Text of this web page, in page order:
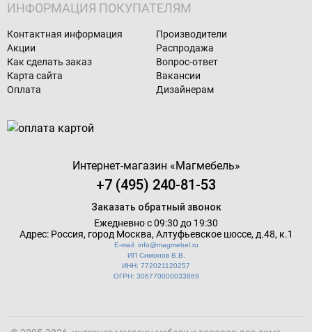
ИНФОРМАЦИЯ ПОКУПАТЕЛЯМ
Контактная информация
Производители
Акции
Распродажа
Как сделать заказ
Вопрос-ответ
Карта сайта
Вакансии
Оплата
Дизайнерам
Интернет-магазин «Магмебель»
+7 (495) 240-81-53
Заказать обратный звонок
Ежедневно с 09:30 до 19:30
Адрес: Россия, город Москва, Алтуфьевское шоссе, д.48, к.1
E-mail: info@magmebel.ru
ИП Симонов В.В.
ИНН: 772021120257
ОГРН: 306770000033869